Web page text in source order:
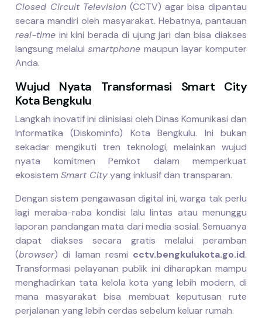
Closed Circuit Television (CCTV) agar bisa dipantau
secara mandiri oleh masyarakat. Hebatnya, pantauan
real-time ini kini berada di ujung jari dan bisa diakses
langsung melaluismartphone maupun layar komputer
Anda.
Wujud Nyata Transformasi Smart City
Kota Bengkulu
Langkah inovatif ini diinisiasi oleh Dinas Komunikasi dan
Informatika (Diskominfo) Kota Bengkulu. Ini bukan
sekadar mengikuti tren teknologi, melainkan wujud
nyata komitmen Pemkot dalam memperkuat
ekosistem Smart Cityyang inklusif dan transparan.
Dengan sistem pengawasan digital ini, warga tak perlu
lagi meraba-raba kondisi lalu lintas atau menunggu
laporan pandangan mata dari media sosial. Semuanya
dapat diakses secara gratis melalui peramban
(browser) di laman resmi cctv.bengkulukota.go.id.
Transformasi pelayanan publik ini diharapkan mampu
menghadirkan tata kelola kota yang lebih modern, di
mana masyarakat bisa membuat keputusan rute
perjalanan yang lebih cerdas sebelum keluar rumah.